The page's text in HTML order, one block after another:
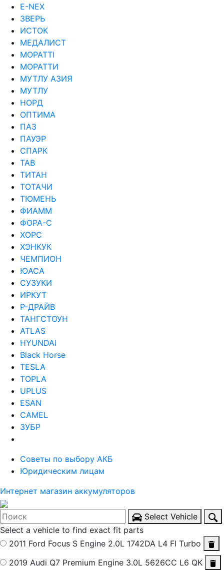
Е-NEX
ЗВЕРЬ
ИСТОК
МЕДАЛИСТ
МОРАТТI
МОРАТТИ
МУТЛУ АЗИЯ
МУТЛУ
НОРД
ОПТИМА
ПАЗ
ПАУЭР
СПАРК
ТАВ
ТИТАН
ТОТАЧИ
ТЮМЕНЬ
ФИАММ
ФОРА-С
ХОРС
ХЭНКУК
ЧЕМПИОН
ЮАСА
СУЗУКИ
ИРКУТ
Р-ДРАЙВ
ТАНГСТОУН
ATLAS
HYUNDAI
Black Horse
TESLA
TOPLA
UPLUS
ESAN
CAMEL
ЗУБР
Советы по выбору АКБ
Юридическим лицам
Интернет магазин аккумуляторов
Select Vehicle
Select a vehicle to find exact fit parts
2011 Ford Focus S Engine 2.0L 1742DA L4 FI Turbo
2019 Audi Q7 Premium Engine 3.0L 5626CC L6 QK